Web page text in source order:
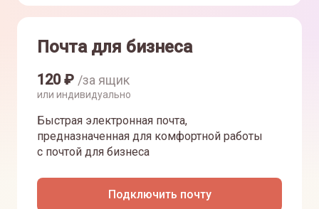
Почта для бизнеса
120₽ /за ящик
или индивидуально
Быстрая электронная почта,
предназначенная для комфортной работы
с почтой для бизнеса
Подключить почту